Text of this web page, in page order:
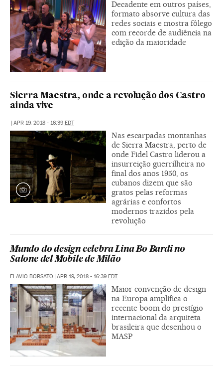
Decadente em outros países,
formato absorve cultura das
redes sociais e mostra fôlego
com recorde de audiência na
edição da maioridade
Sierra Maestra, onde a revolução dos Castro
ainda vive
| APR 19, 2018 - 16:39 EDT
Nas escarpadas montanhas
de Sierra Maestra, perto de
onde Fidel Castro liderou a
insurreição guerrilheira no
final dos anos 1950, os
cubanos dizem que são
gratos pelas reformas
agrárias e confortos
modernos trazidos pela
revolução
Mundo do design celebra Lina Bo Bardi no
Salone del Mobile de Milão
FLAVIO BORSATO | APR 19, 2018 - 16:39 EDT
Maior convenção de design
na Europa amplifica o
recente boom do prestígio
internacional da arquiteta
brasileira que desenhou o
MASP